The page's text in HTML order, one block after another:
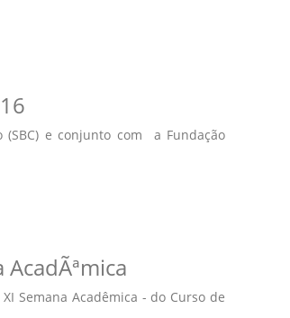
(SBC) e conjunto com a Fundação
AcadÃªmica
Semana Acadêmica - do Curso de